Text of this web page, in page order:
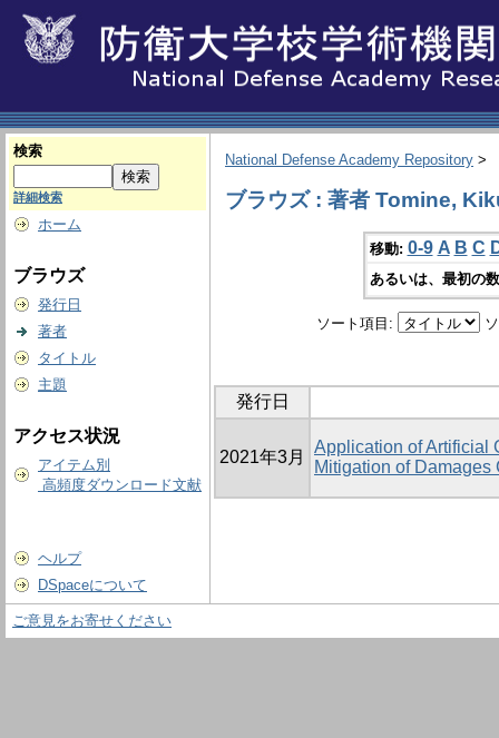
検索
詳細検索
ホーム
ブラウズ
発行日
著者
タイトル
主題
アクセス状況
アイテム別
高頻度ダウンロード文献
ヘルプ
DSpaceについて
National Defense Academy Repository >
ブラウズ : 著者 Tomine,
移動: 0-9 A B C
あるいは、最初の
ソート項目:
発行日
2021年3月
Application of Artificial
Mitigation of
ご意見をお寄せください